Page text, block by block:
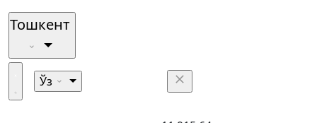
Тошкент
Ўз